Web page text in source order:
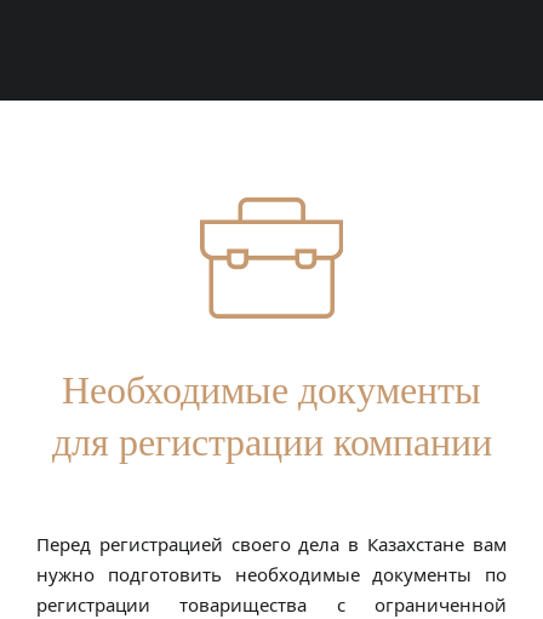
Необходимые документы
для регистрации компании
Перед регистрацией своего дела в Казахстане вам
нужно подготовить необходимые документы по
регистрации товарищества с ограниченной